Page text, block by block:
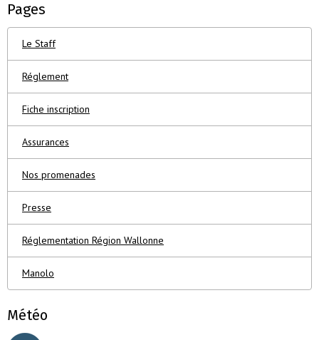
Pages
Le Staff
Réglement
Fiche inscription
Assurances
Nos promenades
Presse
Réglementation Région Wallonne
Manolo
Météo